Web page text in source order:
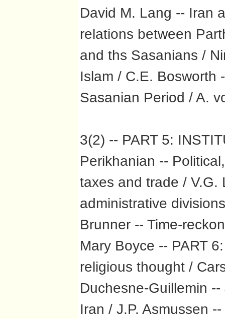
David M. Lang -- Iran
relations between
and ths Sasanians /
Islam / C.E. Bosworth
Sasanian Period / A.
3(2) -- PART 5:
Perikhanian --
taxes and trade / V.G.
administrative
Brunner -- Time-
Mary Boyce -- PART
religious thought /
Duchesne-Guillemin
Iran / J.P. Asmussen